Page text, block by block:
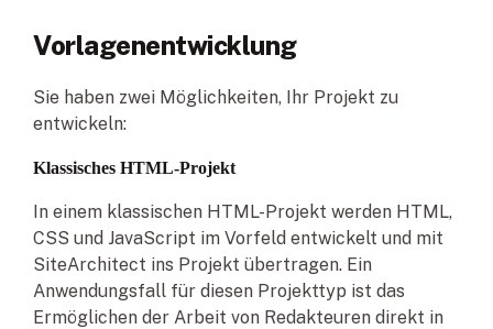
Vorlagenentwicklung
Sie haben zwei Möglichkeiten, Ihr Projekt zu
entwickeln:
Klassisches HTML-Projekt
In einem klassischen HTML-Projekt werden HTML,
CSS und JavaScript im Vorfeld entwickelt und mit
SiteArchitect ins Projekt übertragen. Ein
Anwendungsfall für diesen Projekttyp ist das
Ermöglichen der Arbeit von Redakteuren direkt in